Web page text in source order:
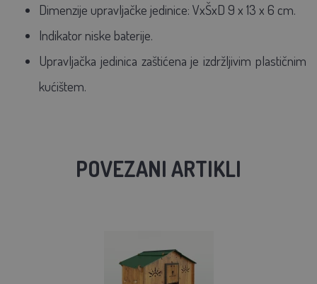
Dimenzije upravljačke jedinice: VxŠxD 9 x 13 x 6 cm.
Indikator niske baterije.
Upravljačka jedinica zaštićena je izdržljivim plastičnim
kućištem.
POVEZANI ARTIKLI